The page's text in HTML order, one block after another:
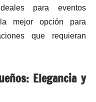
para eventos
mejor opción para
que requieran
Elegancia y